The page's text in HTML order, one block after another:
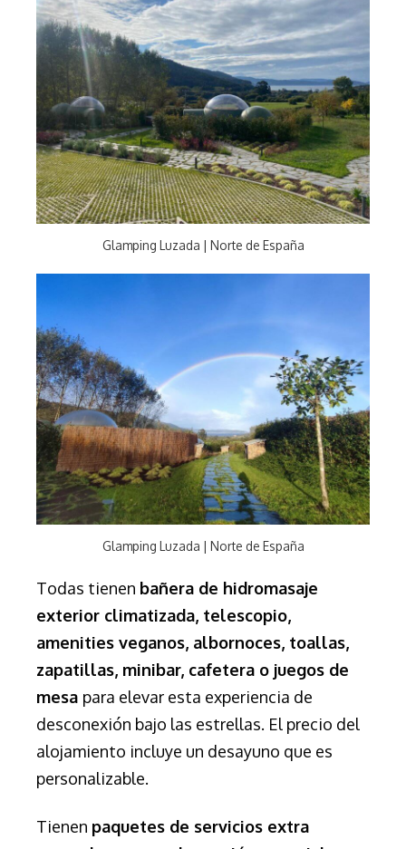
Glamping Luzada | Norte de España
Glamping Luzada | Norte de España
Todas tienen bañera de hidromasaje
exterior climatizada, telescopio,
amenities veganos, albornoces, toallas,
zapatillas, minibar, cafetera o juegos de
mesa para elevar esta experiencia de
desconexión bajo las estrellas. El precio del
alojamiento incluye un desayuno que es
personalizable.
Tienen paquetes de servicios extra